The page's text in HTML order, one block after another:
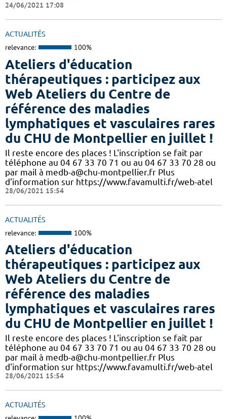
24/06/2021 17:08
ACTUALITÉS
relevance: 100%
Ateliers d'éducation
thérapeutiques : participez aux
Web Ateliers du Centre de
référence des maladies
lymphatiques et vasculaires rares
du CHU de Montpellier en juillet !
Il reste encore des places ! L'inscription se fait par
téléphone au 04 67 33 70 71 ou au 04 67 33 70 28 ou
par mail à medb-a@chu-montpellier.fr Plus
d'information sur https://www.favamulti.fr/web-atel
28/06/2021 15:54
ACTUALITÉS
relevance: 100%
Ateliers d'éducation
thérapeutiques : participez aux
Web Ateliers du Centre de
référence des maladies
lymphatiques et vasculaires rares
du CHU de Montpellier en juillet !
Il reste encore des places ! L'inscription se fait par
téléphone au 04 67 33 70 71 ou au 04 67 33 70 28 ou
par mail à medb-a@chu-montpellier.fr Plus
d'information sur https://www.favamulti.fr/web-atel
28/06/2021 15:54
ACTUALITÉS